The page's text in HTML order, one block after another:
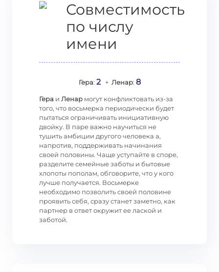
Совместимость
по числу
имени
Гера: 2+ Ленар: 8
Гера и Ленар могут конфликтовать из-за
того, что восьмерка периодически будет
пытаться ограничивать инициативную
двойку. В паре важно научиться не
тушить амбиции другого человека а,
напротив, поддерживать начинания
своей половины. Чаще уступайте в споре,
разделите семейные заботы и бытовые
хлопоты пополам, обговорите, что у кого
лучше получается. Восьмерке
необходимо позволить своей половине
проявить себя, сразу станет заметно, как
партнер в ответ окружит ее лаской и
заботой.